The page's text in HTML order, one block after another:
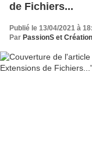
de Fichiers...
Publié le 13/04/2021 à
Par PassionS et